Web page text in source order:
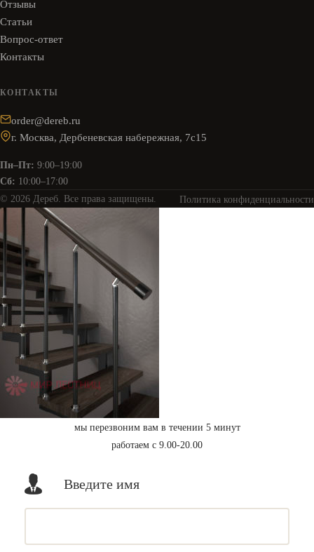
Отзывы
Статьи
Вопрос-ответ
Контакты
КОНТАКТЫ
order@dereb.ru
г. Москва, Дербеневская набережная, 7с15
Пн–Пт: 9:00–19:00
Сб: 10:00–17:00
© 2026 Дереб. Все права защищены.
Политика конфиденциальности
мы перезвоним вам в течении 5 минут
работаем с 9.00-20.00
Введите имя